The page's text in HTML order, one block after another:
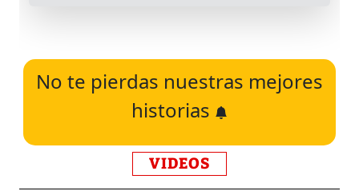
No te pierdas nuestras mejores
historias
VIDEOS